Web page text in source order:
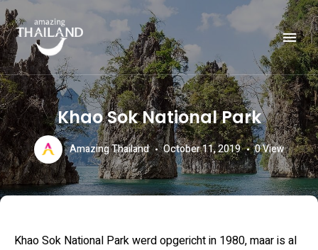
AMAZING THAILAND
Officiële website van de Toeristische Autoriteit van Thailand.
Khao Sok National Park
Amazing Thailand October 11, 2019 0View
Khao Sok National Park werd opgericht in 1980, maar is al